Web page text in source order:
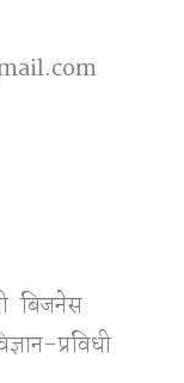
बिजनेस
प्रविधी